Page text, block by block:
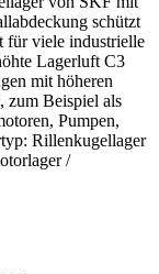
schützt
für viele industrielle
Lagerluft C3
mit höheren
zum Beispiel als
Pumpen,
Rillenkugellager
/